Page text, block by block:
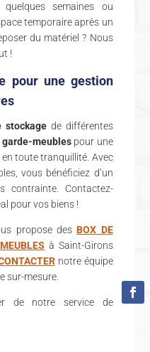
semaines ou
temporaire après un
du matériel ? Nous
!
pour une gestion
stockagede différentes
garde-meubles pour une
toute tranquillité. Avec
vous bénéficiez d’un
contrainte. Contactez-
pour vos biens !
propose desBOX DE
à Saint-Girons
notre équipe
sur-mesure.
de notre service de